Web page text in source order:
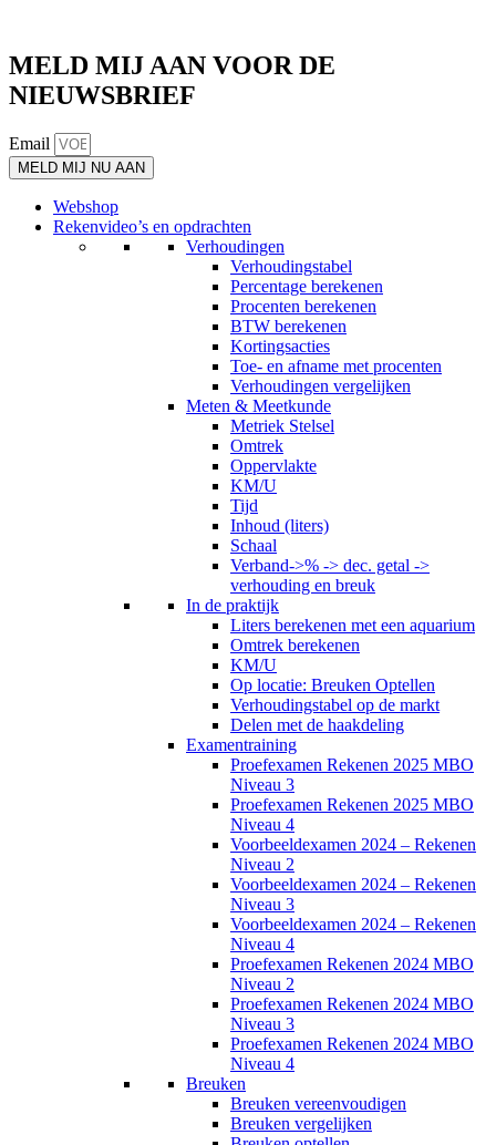
MELD MIJ AAN VOOR DE
NIEUWSBRIEF
Email
MELD MIJ NU AAN
Webshop
Rekenvideo’s en opdrachten
Verhoudingen
Verhoudingstabel
Percentage berekenen
Procenten berekenen
BTW berekenen
Kortingsacties
Toe- en afname met procenten
Verhoudingen vergelijken
Meten & Meetkunde
Metriek Stelsel
Omtrek
Oppervlakte
KM/U
Tijd
Inhoud (liters)
Schaal
Verband->% -> dec. getal ->
verhouding en breuk
In de praktijk
Liters berekenen met een aquarium
Omtrek berekenen
KM/U
Op locatie: Breuken Optellen
Verhoudingstabel op de markt
Delen met de haakdeling
Examentraining
Proefexamen Rekenen 2025 MBO
Niveau 3
Proefexamen Rekenen 2025 MBO
Niveau 4
Voorbeeldexamen 2024 – Rekenen
Niveau 2
Voorbeeldexamen 2024 – Rekenen
Niveau 3
Voorbeeldexamen 2024 – Rekenen
Niveau 4
Proefexamen Rekenen 2024 MBO
Niveau 2
Proefexamen Rekenen 2024 MBO
Niveau 3
Proefexamen Rekenen 2024 MBO
Niveau 4
Breuken
Breuken vereenvoudigen
Breuken vergelijken